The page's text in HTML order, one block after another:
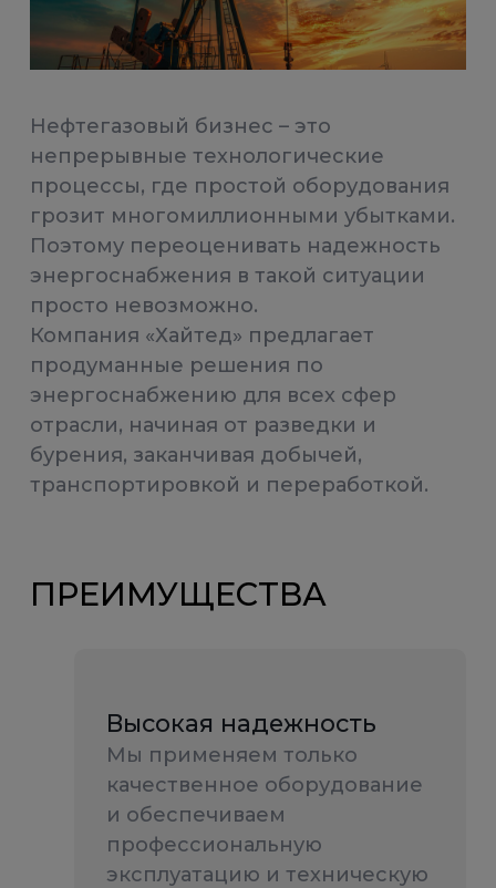
Нефтегазовый бизнес – это
непрерывные технологические
процессы, где простой оборудования
грозит многомиллионными убытками.
Поэтому переоценивать надежность
энергоснабжения в такой ситуации
просто невозможно.
Компания «Хайтед» предлагает
продуманные решения по
энергоснабжению для всех сфер
отрасли, начиная от разведки и
бурения, заканчивая добычей,
транспортировкой и переработкой.
ПРЕИМУЩЕСТВА
Высокая надежность
Мы применяем только
качественное оборудование
и обеспечиваем
профессиональную
эксплуатацию и техническую